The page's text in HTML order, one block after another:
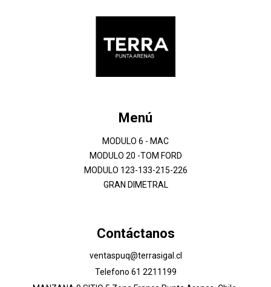
Menú
MODULO 6 - MAC
MODULO 20 -TOM FORD
MODULO 123-133-215-226
GRAN DIMETRAL
Contáctanos
ventaspuq@terrasigal.cl
Telefono 61 2211199